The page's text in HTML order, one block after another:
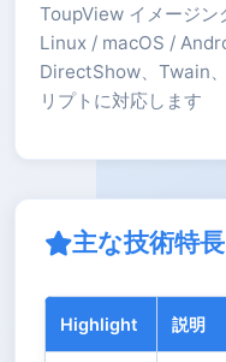
ToupView イメージ
Linux / macOS /
DirectShow、Twain
リプトに対応します
主な技術特長
Highlight 説明